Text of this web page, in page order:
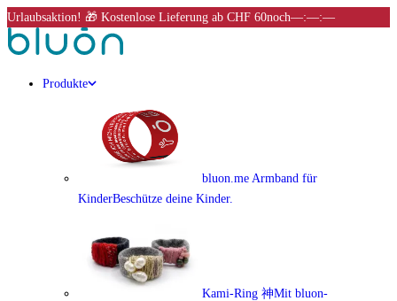
Urlaubsaktion! 🎁 Kostenlose Lieferung ab CHF 60noch––:––:––
Produkte
bluon.me Armband für
KinderBeschütze deine Kinder.
Kami-Ring 神Mit bluon-